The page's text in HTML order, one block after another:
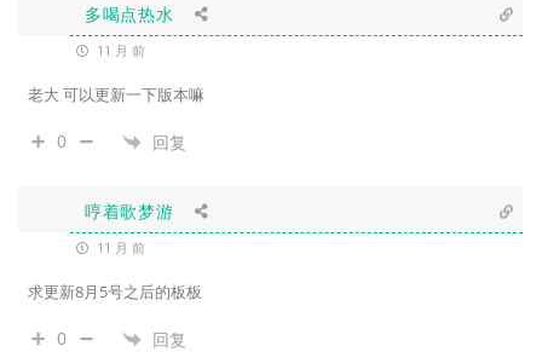
多喝点热水
11 月 前
老大 可以更新一下版本嘛
0 回复
哼着歌梦游
11 月 前
求更新8月5号之后的板板
0 回复